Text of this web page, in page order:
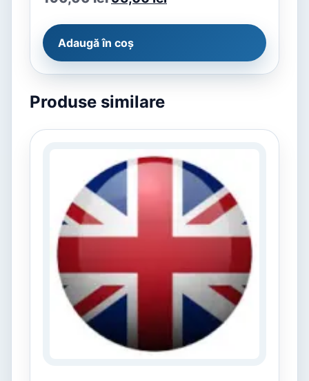
Adaugă în coș
Produse similare